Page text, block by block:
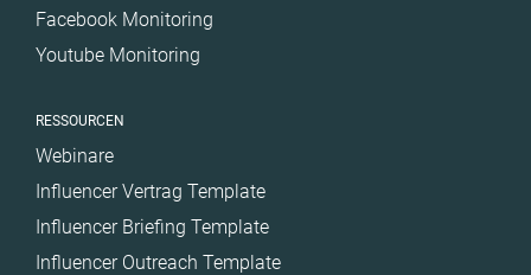
Facebook Monitoring
Youtube Monitoring
RESSOURCEN
Webinare
Influencer Vertrag Template
Influencer Briefing Template
Influencer Outreach Template